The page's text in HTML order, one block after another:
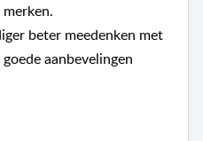
beter meedenken met
aanbevelingen